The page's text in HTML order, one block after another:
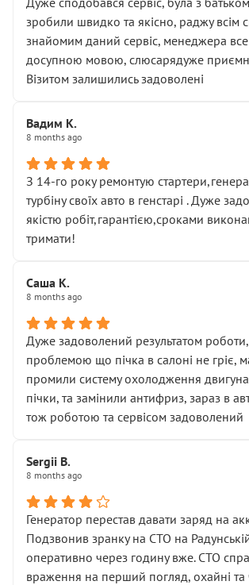
зробили швидко та якісно, раджу всім
знайомим даний сервіс, менеджера
досупною мовою, слюсарядуже приємні
Візитом залишились задоволені
Вадим К.
8 months ago
З 14-го року ремонтую
турбіну своїх авто в генстарі . Дуже
якістю робіт,гарантією,сроками
тримати!
Саша К.
8 months ago
Дуже задоволений результатом
проблемою що пічка в салоні не гріє,
промили систему охолодження
пічки, та замінили антифриз, зараз в
тож роботою та сервісом задоволений
Sergii B.
8 months ago
Генератор перестав давати заряд на
Подзвонив зранку на СТО на
оперативно через годину вже. СТО
враження на перший погляд, охайні та